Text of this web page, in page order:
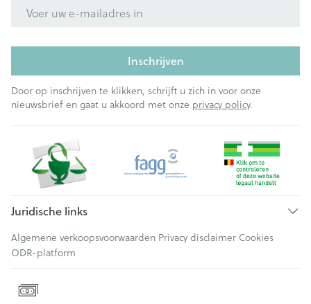
Inschrijven
Door op inschrijven te klikken, schrijft u zich in voor onze
nieuwsbrief en gaat u akkoord met onze privacy policy.
Juridische links
Algemene verkoopsvoorwaarden Privacy disclaimer Cookies
ODR-platform